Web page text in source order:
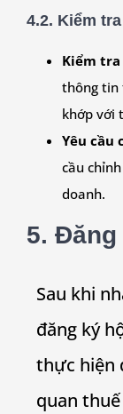
4.2. Kiểm
Kiểm
thông tin
khớp với
Yêu cầu
cầu
doanh.
5.
Sau khi
đăng ký
thực hiện
quan